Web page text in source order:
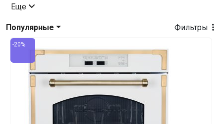
Еще
Фильтры
Популярные
-20%